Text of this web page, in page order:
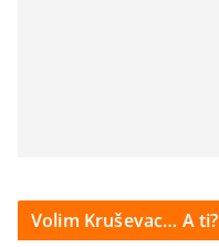
Volim Kruševac… A ti?